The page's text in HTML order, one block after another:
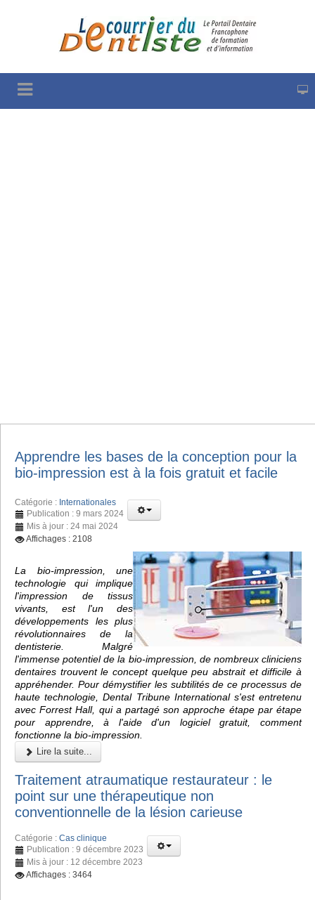
Apprendre les bases de la conception pour la
bio-impression est à la fois gratuit et facile
Catégorie : Internationales
Publication : 9 mars 2024
Mis à jour : 24 mai 2024
Affichages : 2108
La bio-impression, une
technologie qui implique
l'impression de tissus
vivants, est l'un des
développements les plus
révolutionnaires de la
dentisterie. Malgré
l'immense potentiel de la bio-impression, de nombreux cliniciens
dentaires trouvent le concept quelque peu abstrait et difficile à
appréhender. Pour démystifier les subtilités de ce processus de
haute technologie, Dental Tribune International s'est entretenu
avec Forrest Hall, qui a partagé son approche étape par étape
pour apprendre, à l'aide d'un logiciel gratuit, comment
fonctionne la bio-impression.
Lire la suite...
Traitement atraumatique restaurateur : le
point sur une thérapeutique non
conventionnelle de la lésion carieuse
Catégorie : Cas clinique
Publication : 9 décembre 2023
Mis à jour : 12 décembre 2023
Affichages : 3464